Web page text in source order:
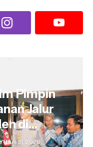
Pimpin
Jalur
di
Juli 31, 2026